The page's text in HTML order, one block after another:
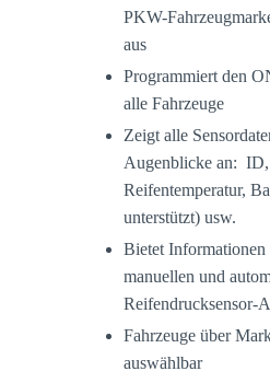
PKW-
aus
Programmiert den
alle Fahrzeuge
Zeigt alle
Augenblicke an:
Reifentemperatur,
unterstützt) usw.
Bietet
manuellen und
Reifendrucksensor-
Fahrzeuge über
auswählbar